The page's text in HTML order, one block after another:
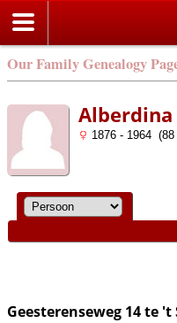
Our Family Genealogy
Alberdina
1876 - 1964 (88
Geesterenseweg 14 te